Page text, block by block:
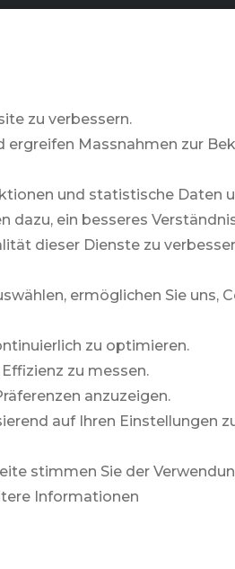
Ozean
Plätze. Mauritius
für anspruchsvolle
MARE PLAGE
zu verbessern.
ergreifen Massnahmen zur
und statistische Daten
ein besseres
dieser Dienste zu
ermöglichen Sie uns,
zu optimieren.
zu messen.
anzuzeigen.
auf Ihren Einstellungen
stimmen Sie der
Informationen